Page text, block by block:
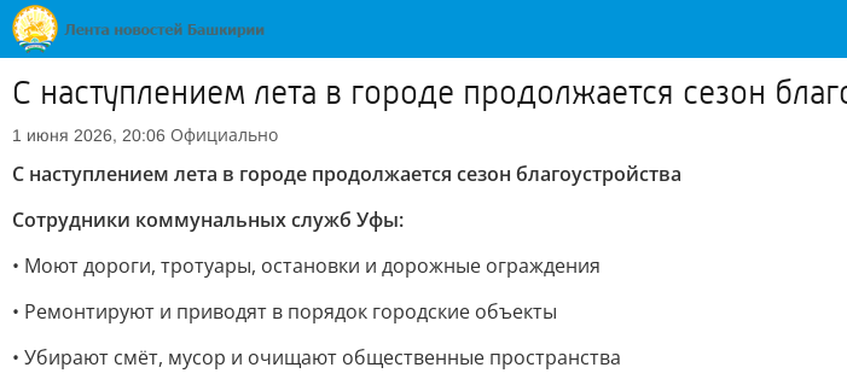
С наступлением лета в городе продолжается сезон
1 июня 2026, 20:06 Официально
С наступлением лета в городе продолжается сезон благоустройства
Сотрудники коммунальных служб Уфы:
• Моют дороги, тротуары, остановки и дорожные ограждения
• Ремонтируют и приводят в порядок городские объекты
• Убирают смёт, мусор и очищают общественные пространства